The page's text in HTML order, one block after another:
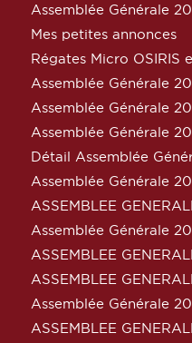
Assemblée Générale
Mes petites annonces
Régates Micro OSIRIS
Assemblée Générale
Assemblée Générale
Assemblée Générale
Détail Assemblée
Assemblée Générale
ASSEMBLEE
Assemblée Générale
ASSEMBLEE
ASSEMBLEE
Assemblée Générale
ASSEMBLEE